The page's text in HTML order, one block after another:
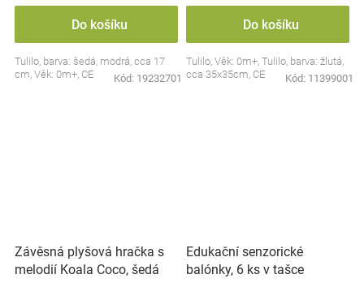
Do košíku
Tulilo, barva: šedá, modrá, cca 17
cm, Věk: 0m+, CE
Kód: 19232701
Do košíku
Tulilo, Věk: 0m+, Tulilo, barva: žlutá,
cca 35x35cm, CE
Kód: 11399001
Závěsná plyšová hračka s
melodií Koala Coco, šedá
Edukační senzorické
balónky, 6 ks v tašce